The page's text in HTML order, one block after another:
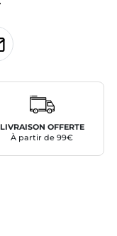
LIVRAISON OFFERTE
À partir de 99€